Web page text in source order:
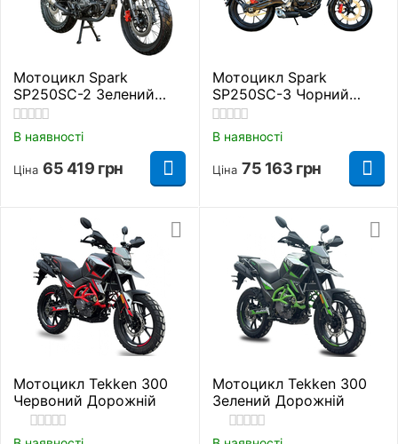
Мотоцикл Spark
SP250SC-2 Зелений
Дорожній
В наявності
Ціна 65 419 грн
Мотоцикл Spark
SP250SC-3 Чорний
Дорожній
В наявності
Ціна 75 163 грн
Мотоцикл Tekken 300
Червоний Дорожній
Мотоцикл Tekken 300
Зелений Дорожній